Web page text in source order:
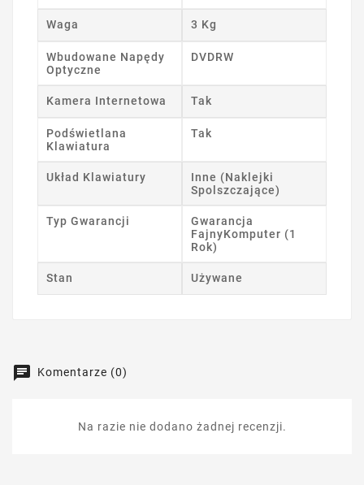
Waga 3 Kg
Wbudowane Napędy
Optyczne
DVDRW
Kamera Internetowa Tak
Podświetlana
Klawiatura
Tak
Układ Klawiatury
Inne (Naklejki
Spolszczające)
Typ Gwarancji
Gwarancja
FajnyKomputer (1
Rok)
Stan Używane
Komentarze (0)
Na razie nie dodano żadnej recenzji.